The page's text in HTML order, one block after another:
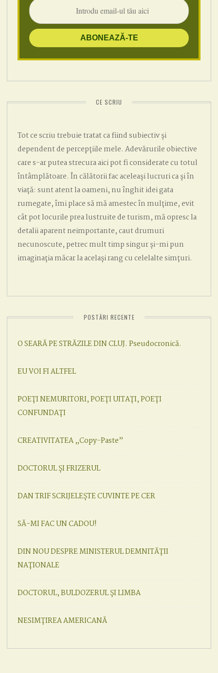
CE SCRIU
Tot ce scriu trebuie tratat ca fiind subiectiv și
dependent de percepțiile mele. Adevărurile obiective
care s-ar putea strecura aici pot fi considerate cu totul
întâmplătoare. În călătorii fac aceleași lucruri ca și în
viață: sunt atent la oameni, nu înghit idei gata
rumegate, îmi place să mă amestec în mulțime, evit
cât pot locurile prea lustruite de turism, mă opresc la
detalii aparent neimportante, caut drumuri
necunoscute, petrec mult timp singur și-mi pun
imaginația măcar la același rang cu celelalte simțuri.
POSTĂRI RECENTE
O SEARĂ PE STRĂZILE DIN CLUJ. Pseudocronică.
EU VOI FI ALTFEL
POEȚI NEMURITORI, POEȚI UITAȚI, POEȚI
CONFUNDAȚI
CREATIVITATEA „Copy-Paste”
DOCTORUL ȘI FRIZERUL
DAN TRIF SCRIJELEȘTE CUVINTE PE CER
SĂ-MI FAC UN CADOU!
DIN NOU DESPRE MINISTERUL DEMNITĂȚII
NAȚIONALE
DOCTORUL, BULDOZERUL ȘI LIMBA
NESIMȚIREA AMERICANĂ